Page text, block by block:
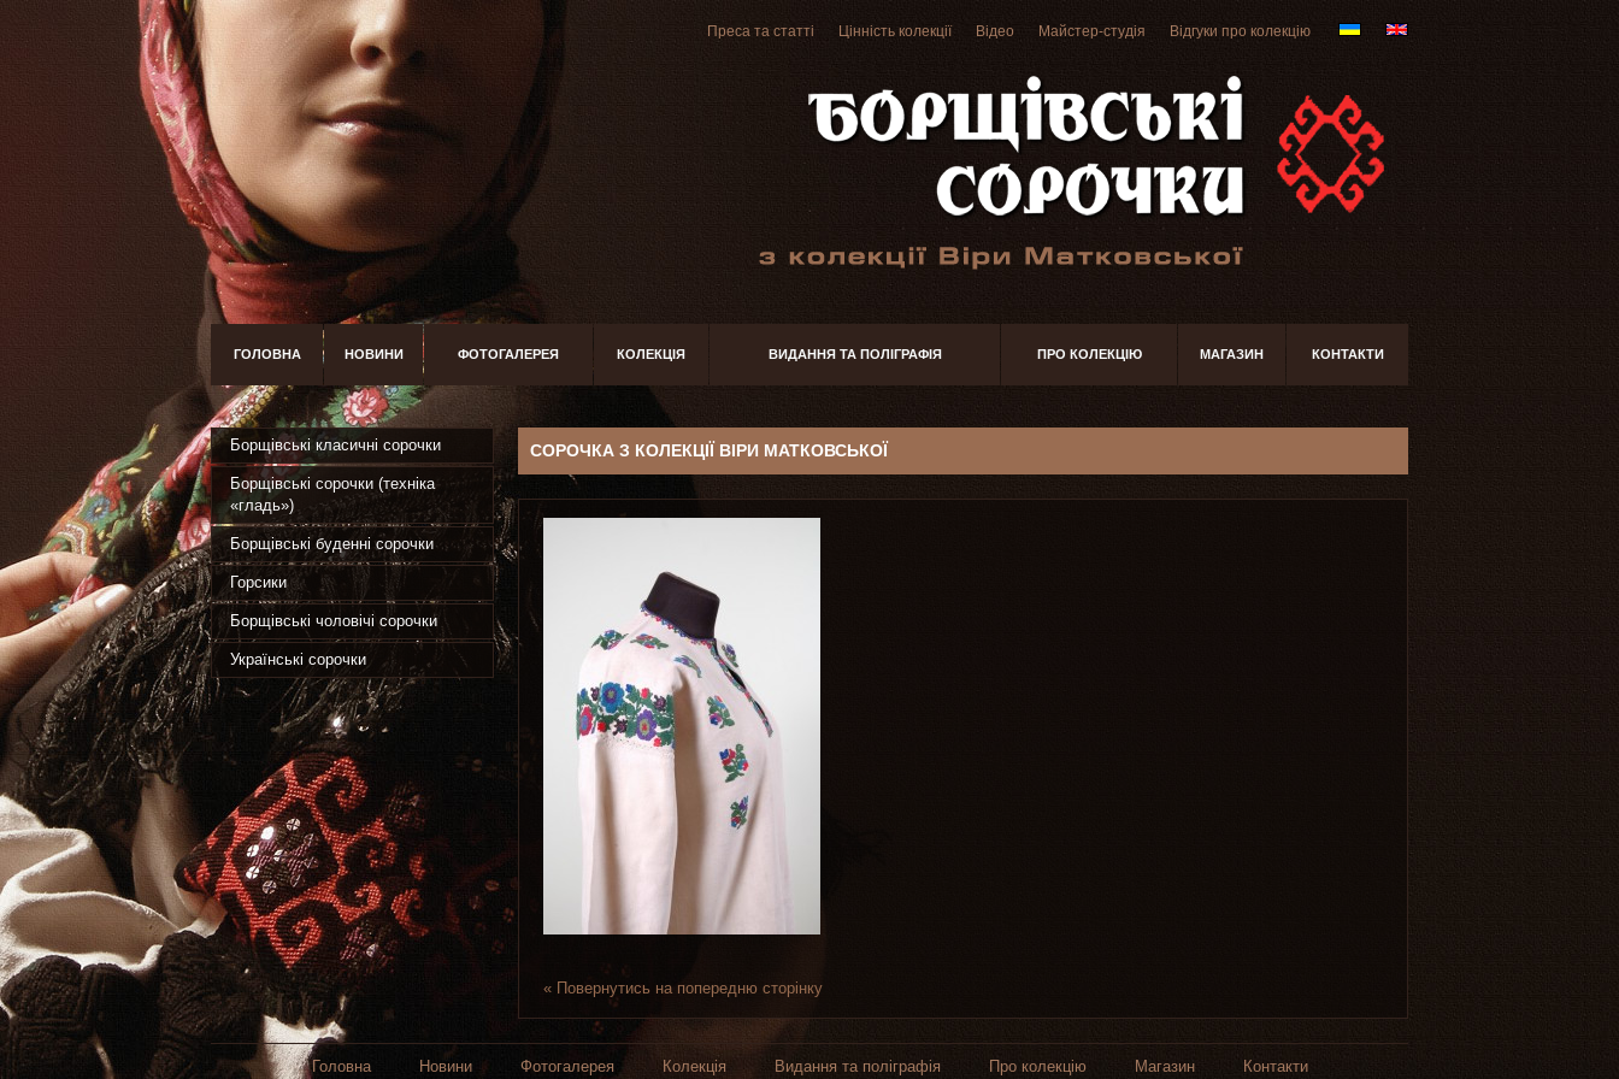
Преса та статті Цінність колекції Відео Майстер-студія Відгуки про колекцію
ГОЛОВНА НОВИНИ ФОТОГАЛЕРЕЯ КОЛЕКЦІЯ ВИДАННЯ ТА ПОЛІГРАФІЯ ПРО КОЛЕКЦІЮ МАГАЗИН КОНТАКТИ
Борщівські класичні сорочки
Борщівські сорочки (техніка
«гладь»)
Борщівські буденні сорочки
Горсики
Борщівські чоловічі сорочки
Українські сорочки
СОРОЧКА З КОЛЕКЦІЇ ВІРИ МАТКОВСЬКОЇ
« Повернутись на попередню сторінку
Головна Новини Фотогалерея Колекція Видання та поліграфія Про колекцію Магазин Контакти